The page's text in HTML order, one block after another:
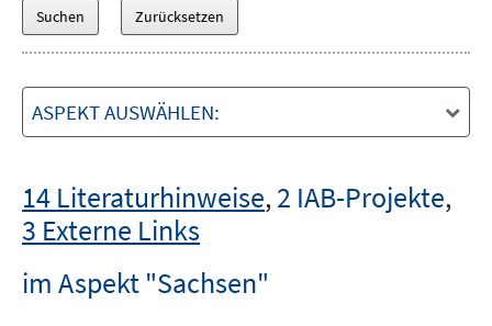
ASPEKT AUSWÄHLEN:
14 Literaturhinweise,2 IAB-Projekte,
3 Externe Links
im Aspekt "Sachsen"